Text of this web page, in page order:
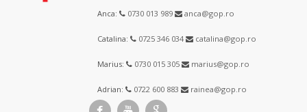
Anca: 0730 013 989 anca@gop.ro
Catalina: 0725 346 034 catalina@gop.ro
Marius: 0730 015 305 marius@gop.ro
Adrian: 0722 600 883 rainea@gop.ro